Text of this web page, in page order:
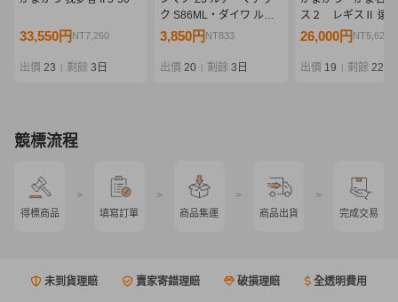
33,550円 NT7,260
出價 23 剩餘 3日
ク S86ML・ダイワ ルア
ーニスト 96MH 計2点 セ
3,850円 NT833
出價 20 剩餘 3日
ス２ レギスⅡ 遠
４０ 美品
26,000円 NT5,626
出價 19 剩餘 22 時
競標流程
得標商品
>
填寫訂單
>
商品集運
>
商品出貨
>
完成交易
未到貨理賠 賣家寄錯理賠 破損理賠 全透明費用